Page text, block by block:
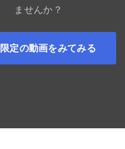
ませんか？
定の動画をみてみる